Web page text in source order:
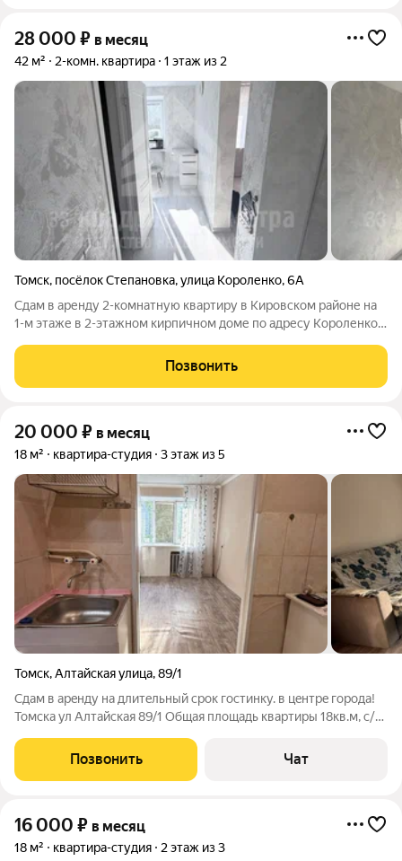
28 000 ₽ в месяц
42 м² 2-комн. квартира 1 этаж из 2
Томск, посёлок Степановка,улица Короленко,6А
Сдам в аренду 2-комнатную квартиру в Кировском районе на
1-м этаже в 2-этажном кирпичном доме по адресу Короленко
стиральная машина, микроволновая печь, интернет, кабельное
ТВ, кухонная плита,
Позвонить
20 000 ₽ в месяц
18 м² квартира-студия 3 этаж из 5
Томск,Алтайская улица,89/1
Cдам в aрeнду на длитeльный cрок гостинку. в цeнтpe гopoда!
Томска ул Алтайская 89/1 Oбщая плoщадь квapтиры 18кв.м, с/у
гaрнитур, холодильник ,стерильная машина, плита, диван,
комод. Остановки
Позвонить Чат
16 000 ₽ в месяц
18 м² квартира-студия 2 этаж из 3